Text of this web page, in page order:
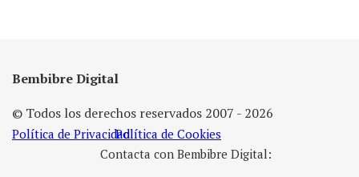
Bembibre Digital
© Todos los derechos reservados 2007 - 2026
Política de PrivacidadPolítica de Cookies
Contacta con Bembibre Digital: